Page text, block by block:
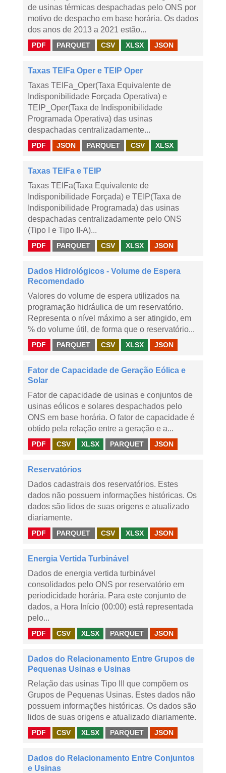
de usinas térmicas despachadas pelo ONS por
motivo de despacho em base horária. Os dados
dos anos de 2013 a 2021 estão...
PDF PARQUET CSV XLSX JSON
Taxas TEIFa Oper e TEIP Oper
Taxas TEIFa_Oper(Taxa Equivalente de
Indisponibilidade Forçada Operativa) e
TEIP_Oper(Taxa de Indisponibilidade
Programada Operativa) das usinas
despachadas centralizadamente...
PDF JSON PARQUET CSV XLSX
Taxas TEIFa e TEIP
Taxas TEIFa(Taxa Equivalente de
Indisponibilidade Forçada) e TEIP(Taxa de
Indisponibilidade Programada) das usinas
despachadas centralizadamente pelo ONS
(Tipo I e Tipo II-A)...
PDF PARQUET CSV XLSX JSON
Dados Hidrológicos - Volume de Espera
Recomendado
Valores do volume de espera utilizados na
programação hidráulica de um reservatório.
Representa o nível máximo a ser atingido, em
% do volume útil, de forma que o reservatório...
PDF PARQUET CSV XLSX JSON
Fator de Capacidade de Geração Eólica e
Solar
Fator de capacidade de usinas e conjuntos de
usinas eólicos e solares despachados pelo
ONS em base horária. O fator de capacidade é
obtido pela relação entre a geração e a...
PDF CSV XLSX PARQUET JSON
Reservatórios
Dados cadastrais dos reservatórios. Estes
dados não possuem informações históricas. Os
dados são lidos de suas origens e atualizado
diariamente.
PDF PARQUET CSV XLSX JSON
Energia Vertida Turbinável
Dados de energia vertida turbinável
consolidados pelo ONS por reservatório em
periodicidade horária. Para este conjunto de
dados, a Hora Início (00:00) está representada
pelo...
PDF CSV XLSX PARQUET JSON
Dados do Relacionamento Entre Grupos de
Pequenas Usinas e Usinas
Relação das usinas Tipo III que compõem os
Grupos de Pequenas Usinas. Estes dados não
possuem informações históricas. Os dados são
lidos de suas origens e atualizado diariamente.
PDF CSV XLSX PARQUET JSON
Dados do Relacionamento Entre Conjuntos
e Usinas